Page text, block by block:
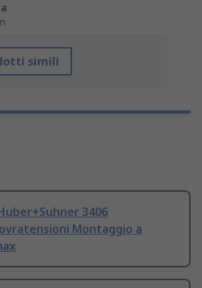
simili
3406
Montaggio a